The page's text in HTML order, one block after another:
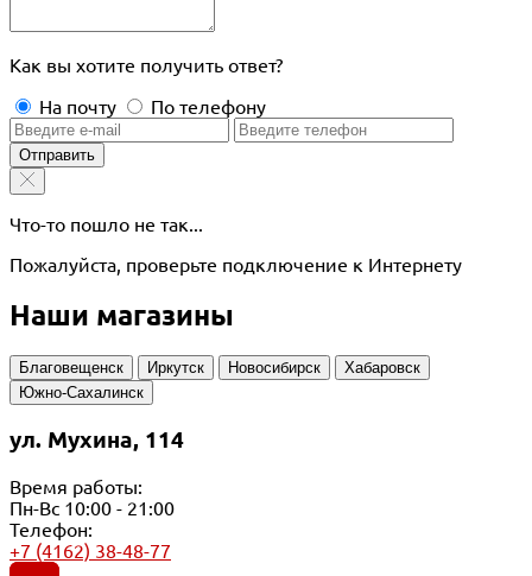
Как вы хотите получить ответ?
На почту
По телефону
Отправить
Что-то пошло не так...
Пожалуйста, проверьте подключение к Интернету
Наши магазины
Благовещенск Иркутск Новосибирск
Хабаровск
Южно-Сахалинск
ул. Мухина, 114
Время работы:
Пн-Вс 10:00 - 21:00
Телефон:
+7 (4162) 38-48-77